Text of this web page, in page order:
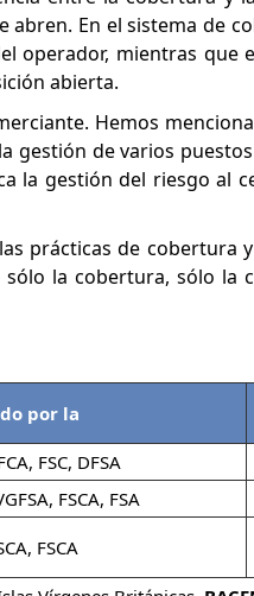
En el sistema de
operador, mientras que
abierta.
Hemos
gestión de varios
la gestión del riesgo al
prácticas de cobertura
la cobertura, sólo la
por la
FSC, DFSA
FSCA, FSA
FSCA